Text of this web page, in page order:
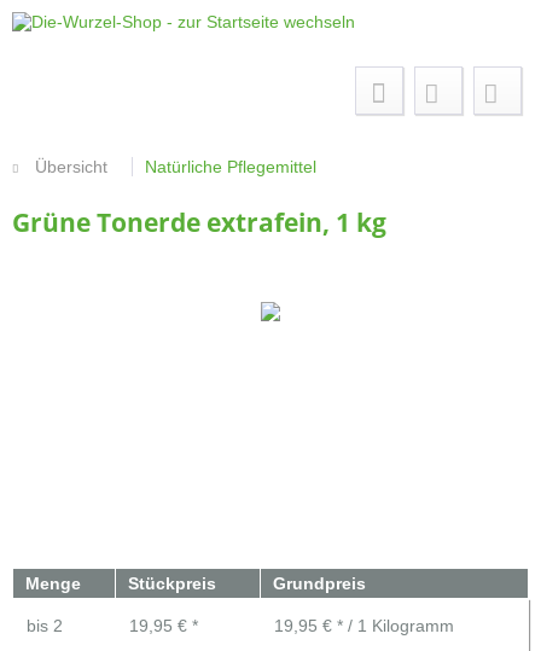
Übersicht Natürliche Pflegemittel
Grüne Tonerde extrafein, 1 kg
Menge Stückpreis Grundpreis
bis 2 19,95 € * 19,95 € * / 1 Kilogramm